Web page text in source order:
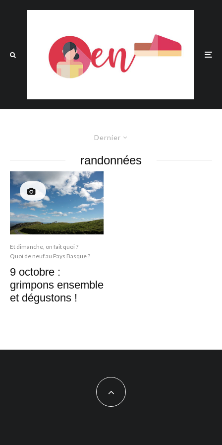
Dernier
randonnées
Et dimanche, on fait quoi ?
Quoi de neuf au Pays Basque ?
9 octobre :
grimpons ensemble
et dégustons !